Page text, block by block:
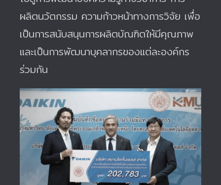
ผลิตนวัตกรรม ความก้าวหน้าทางการวิจัย เพื่อ
เป็นการสนับสนุนการผลิตบัณฑิตให้มีคุณภาพ
และเป็นการพัฒนาบุคลากรของแต่ละองค์กร
ร่วมกัน